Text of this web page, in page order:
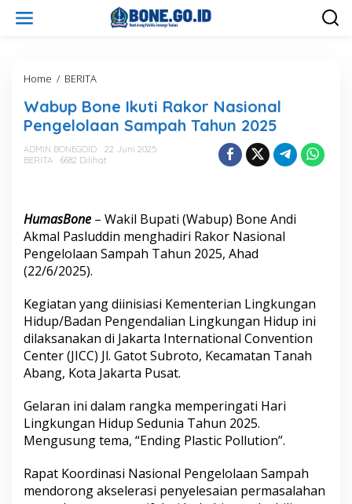
Home / BERITA
b
u
p
o
k
u
k
o
r
N
a
s
o
n
a
e
n
Wabup Bone Ikuti Rakor Nasional
Pengelolaan Sampah Tahun 2025
ADMIN BONEGOID
22 Juni 2025
BERITA
6682 Dilihat
HumasBone – Wakil Bupati (Wabup) Bone Andi
Akmal Pasluddin menghadiri Rakor Nasional
Pengelolaan Sampah Tahun 2025, Ahad
(22/6/2025).
Kegiatan yang diinisiasi Kementerian Lingkungan
Hidup/Badan Pengendalian Lingkungan Hidup ini
dilaksanakan di Jakarta International Convention
Center (JICC) Jl. Gatot Subroto, Kecamatan Tanah
Abang, Kota Jakarta Pusat.
Gelaran ini dalam rangka memperingati Hari
Lingkungan Hidup Sedunia Tahun 2025.
Mengusung tema, “Ending Plastic Pollution”.
Rapat Koordinasi Nasional Pengelolaan Sampah
mendorong akselerasi penyelesaian permasalahan